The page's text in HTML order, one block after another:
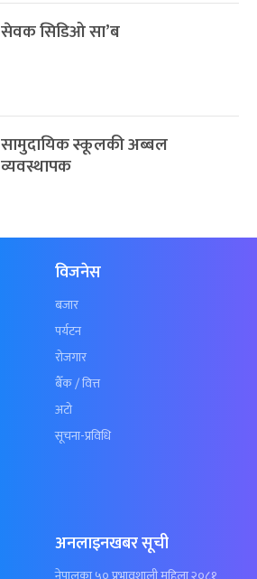
सेवक सिडिओ सा’ब
सामुदायिक स्कूलकी अब्बल
व्यवस्थापक
विजनेस
बजार
पर्यटन
रोजगार
बैँक / वित्त
अटो
सूचना-प्रविधि
अनलाइनखबर सूची